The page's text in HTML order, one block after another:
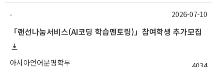
-
「랜선나눔서비스(AI코딩 학습멘토링)」참여학생 추가모집
아시아언어문명학부
2026-07-10